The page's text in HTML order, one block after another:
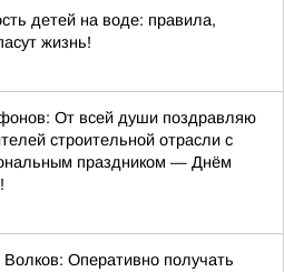
детей на воде: правила,
жизнь!
От всей души поздравляю
строительной отрасли с
праздником — Днём
Оперативно получать